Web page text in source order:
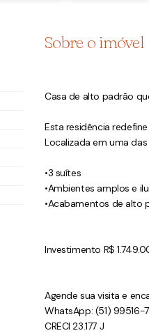
Sobre o imóvel
Casa de alto padrão
Esta residência
Localizada em uma
•3 suítes
•Ambientes amplos e
•Acabamentos de alto
Investimento R$
Agende sua visita e
WhatsApp: (51) 99516-
CRECI 23.177 J